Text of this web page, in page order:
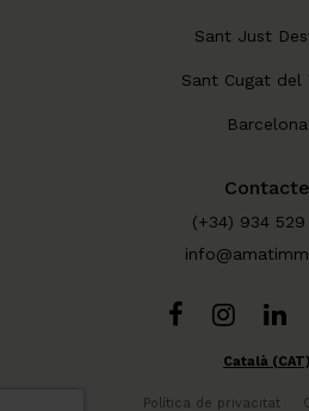
Sant Just
Sant Cugat del
Barcelona
Contacte
(+34) 934
Política de privacitat
Català (CAT)